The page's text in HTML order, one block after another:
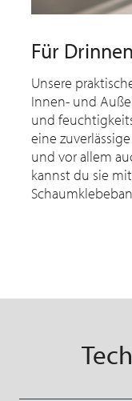
Für
Unsere
Innen- und
und
eine
und vor allem
kannst du sie